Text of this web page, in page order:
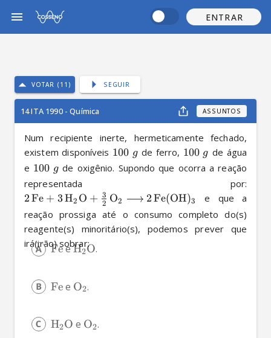
ENTRAR
VOTAR (11) SEGUIR
14 ITA 1990 - Química ASSUNTOS
Num recipiente inerte, hermeticamente fechado,
existem disponíveis 100 g de ferro, 100 g de água
e 100 g de oxigênio. Supondo que ocorra a reação
representada por:
2Fe + 3HX
2 O + 2
3 OX
2 2Fe(OH)X
3
e que a
reação prossiga até o consumo completo do(s)
reagente(s) minoritário(s), podemos prever que
irá(irão) sobrar:
Fe e HX
2O.
Fe e OX
2.
HX
2O e OX
2.